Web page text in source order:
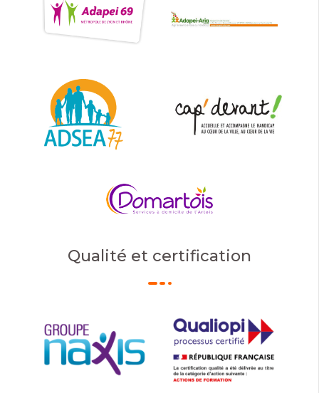
Qualité et certification